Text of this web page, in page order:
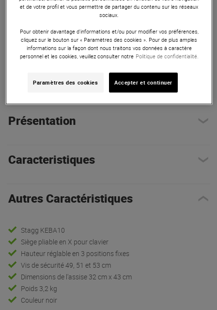
Siège pliable Stagg KEBA10 pour claviéristes, hauteur
réglable en 3 positions, structure robuste et assise
confortable, parfait pour studio ou scène.
ARTICLE N° 17123
Autres Caractéristiques | Présentation
Présentation
Caracteristiques
Autres Caractéristiques
Stagg KEBA10
Siège pliable en X pour clavier
Hauteur réglable en 3 positions fixes
Vis de sécurité 49, 51 et 53 cm
Dimensions de l'assise 32 cm x 43 cm
Poids 3,2 kg
Couleur noir
et de votre profil et vous permettre de partager du contenu sur les réseaux
sociaux.
Pour obtenir davantage d'informations et/ou pour modifier vos préférences,
cliquez sur le bouton sur « Paramètres des cookies ». Pour de plus amples
informations sur la façon dont nous traitons vos données à caractère
personnel et les cookies, veuillez consulter notre Politique de confidentialité.
Paramètres des cookies Accepter et continuer